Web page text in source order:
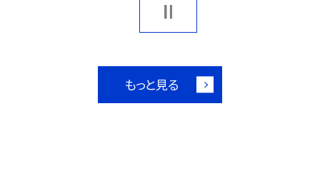
もっと見る